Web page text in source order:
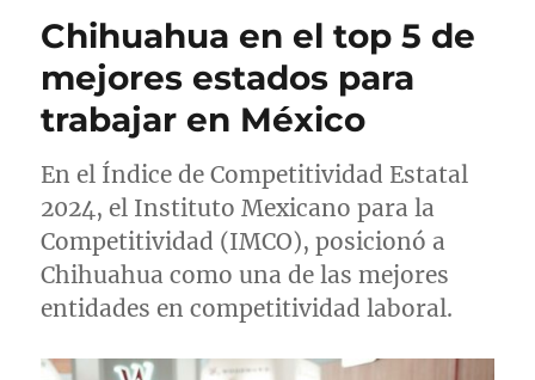
Chihuahua en el top 5 de
mejores estados para
trabajar en México
En el Índice de Competitividad Estatal
2024, el Instituto Mexicano para la
Competitividad (IMCO), posicionó a
Chihuahua como una de las mejores
entidades en competitividad laboral.